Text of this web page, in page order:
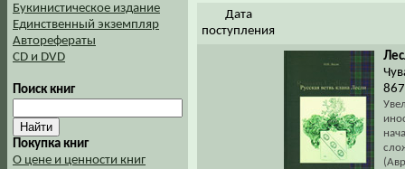
Букинистическое издание
Единственный экземпляр
Авторефераты
CD и DVD
Поиск книг
Покупка книг
О цене и ценности книг
Дата
поступления